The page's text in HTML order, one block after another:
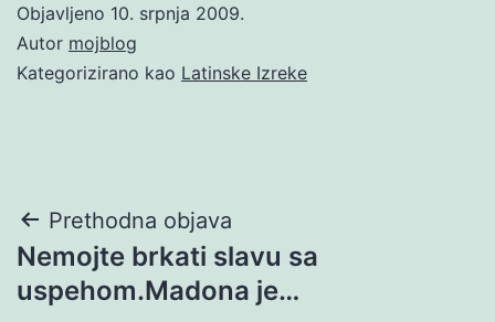
Objavljeno 10. srpnja 2009.
Autor mojblog
Kategorizirano kao Latinske Izreke
Navigacija
objava
Prethodna objava
Nemojte brkati slavu sa
uspehom.Madona je…